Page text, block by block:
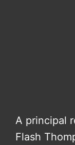
A principal
Flash